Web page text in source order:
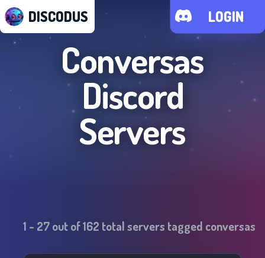
DISCODUS LOGIN
Conversas
Discord
Servers
1 - 27out of162 total servers tagged conversas